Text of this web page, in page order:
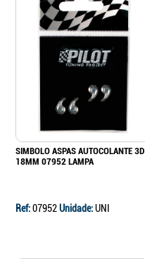
SIMBOLO ASPAS AUTOCOLANTE 3D
18MM 07952 LAMPA
Ref:07952Unidade:UNI